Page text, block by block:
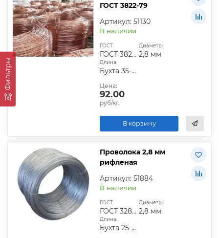
Фильтры
ГОСТ 3822-79
Артикул: 51130
В наличии
ГОСТ:
ГОСТ 3822-79
Диаметр:
2,8 мм
Длина:
Бухта 35-50 кг
Цена:
92.00
руб/кг.
В корзину
Проволока 2,8 мм
рифленая
Артикул: 51884
В наличии
ГОСТ:
ГОСТ 3282-74
Диаметр:
2,8 мм
Длина:
Бухта 25-40 кг